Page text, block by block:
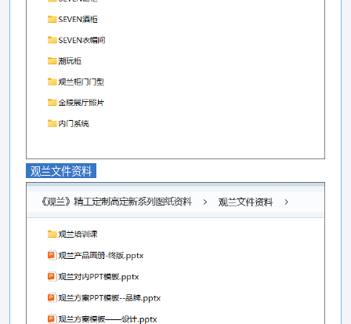
观兰文件资料